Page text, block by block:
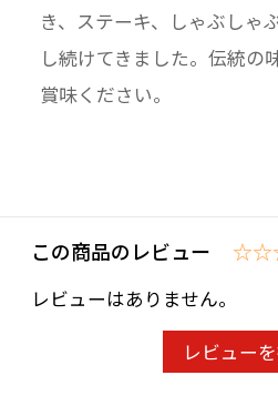
き、ステーキ、しゃぶしゃ
し続けてきました。伝統の
賞味ください。
この商品のレビュー
レビューはありません。
レビュー